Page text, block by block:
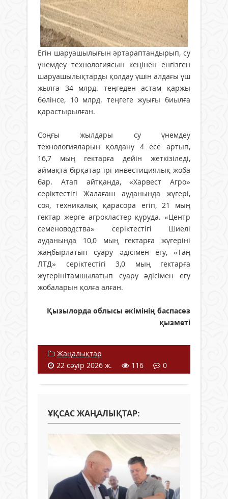
Егін шаруашылығын әртараптандырып, су
үнемдеу технологиясын кеңінен енгізген
шаруашылықтарды қолдау үшін алдағы үш
жылға 34 млрд. теңгеден астам қаржы
бөлінсе, 10 млрд. теңгеге жуығы биылға
қарастырылған.
Соңғы жылдары су үнемдеу
технологияларын қолдану 4 есе артып,
16,7 мың гектарға дейін жеткізіледі,
аймақта бірқатар ірі инвестициялық жоба
бар. Атап айтқанда, «Харвест Агро»
серіктестігі Жалағаш ауданында жүгері,
соя, техникалық қарасора егіп, 21 мың
гектар жерге агрокластер құруда. «Центр
семеноводства» серіктестігі Шиелі
ауданында 10,0 мың гектарға жүгеріні
жаңбырлатып суару әдісімен егу, «Таң
ЛТД» серіктестігі 3,0 мың гектарға
жүгерінітамшылатып суару әдісімен егу
жобаларын қолға алған.
Қызылорда облысы әкімінің баспасөз
қызметі
Жаңалықтар
22 сәуір 2026 ж.
116 0
ҰҚСАС ЖАҢАЛЫҚТАР: